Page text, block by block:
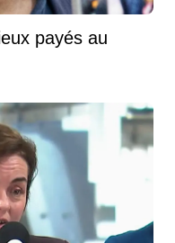
payés au